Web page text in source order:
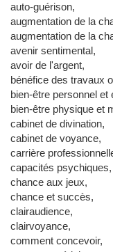
auto-guérison,
augmentation de la
augmentation de la
avenir sentimental,
avoir de l'argent,
bénéfice des travaux
bien-être personnel et
bien-être physique et
cabinet de divination,
cabinet de voyance,
carrière
capacités psychiques,
chance aux jeux,
chance et succès,
clairaudience,
clairvoyance,
comment concevoir,